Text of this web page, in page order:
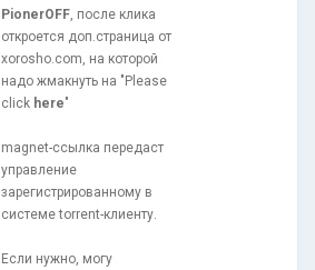
PionerOFF, после клика
откроется доп.страница от
xorosho.com, на которой
надо жмакнуть на "Please
click here"
magnet-ссылка передаст
управление
зарегистрированному в
системе torrent-клиенту.
Если нужно, могу